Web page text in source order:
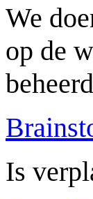
We
op de
Is